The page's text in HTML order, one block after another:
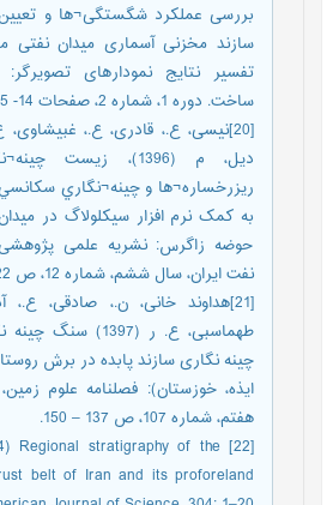
بررسی عملکرد شگستگی¬ها و
سازند مخزنی آسماری میدان نفتی
تفسیر نتایج نمودارهای تصویرگر:
ساخت. دوره 1، شماره 2، صفحات 14- 35.
[20]نیسی، ع.، قادری، ع.، غبیشاوی،
دیل، م (1396)، زيست
ريزرخساره¬ها و چينه¬نگاري
به کمک نرم افزار سيکلولاگ در ميدان
حوضه زاگرس: نشریه علمی
نفت ایران، سال ششم، شماره 12، ص 22- 44.
[21]هداوند خانی، ن.، صادقی، ع.،
طهماسبی، ع. ر (1397)
چینه نگاری سازند پابده در برش
ایذه، خوزستان): فصلنامه علوم
هفتم، شماره 107، ص 137 – 150.
Regional stratigraphy of the
belt of Iran and its proforeland